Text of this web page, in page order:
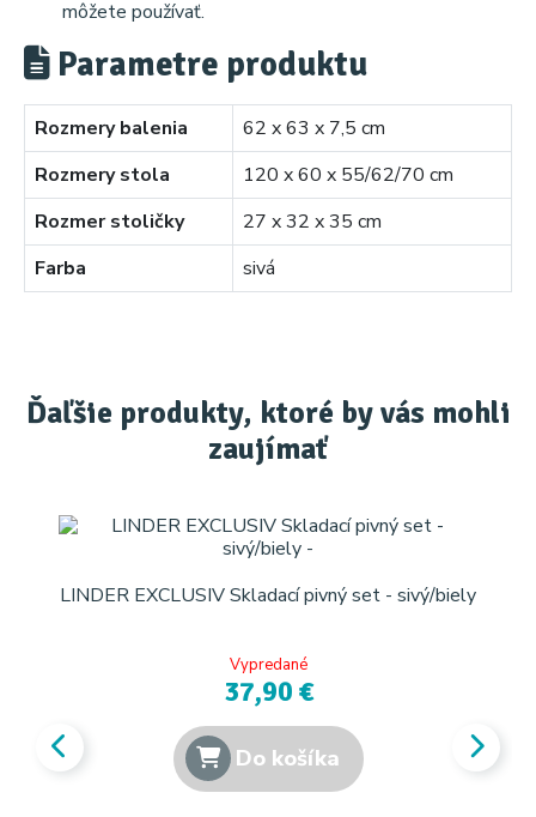
môžete používať.
Parametre produktu
Rozmery balenia
62 x 63 x 7,5 cm
Rozmery stola
120 x 60 x 55/62/70 cm
Rozmer stoličky
27 x 32 x 35 cm
Farba
sivá
Ďaľšie produkty, ktoré by vás mohli
zaujímať
LINDER EXCLUSIV Skladací pivný set - sivý/biely
Vypredané
37,90 €
Do košíka